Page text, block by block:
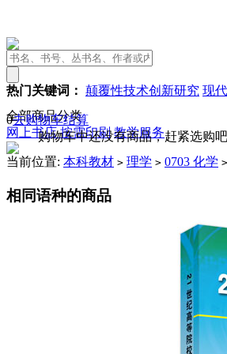
热门关键词： 颠覆性技术创新研究 现
0去购物车结算
购物车中还没有商品，赶紧选购吧
全部商品分类
网上书店按需印刷 教学服务
当前位置: 本科教材 > 理学 > 0703 化学 >
相同语种的商品